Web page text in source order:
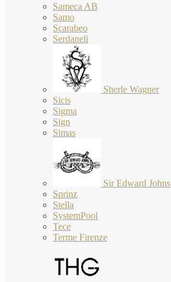
Sameca AB
Samo
Scarabeo
Serdaneli
Sherle Wagner
Sicis
Sigma
Sign
Simas
Sir Edward Johns
Sprinz
Stella
SystemPool
Tece
Terme Firenze